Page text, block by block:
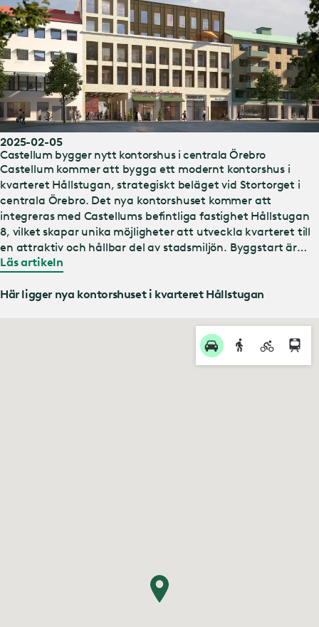
2025-02-05
Castellum bygger nytt kontorshus i centrala Örebro
Castellum kommer att bygga ett modernt kontorshus i
kvarteret Hållstugan, strategiskt beläget vid Stortorget i
centrala Örebro. Det nya kontorshuset kommer att
integreras med Castellums befintliga fastighet Hållstugan
8, vilket skapar unika möjligheter att utveckla kvarteret till
en attraktiv och hållbar del av stadsmiljön. Byggstart är
planerad till tredje kvartalet 2025, och första inflyttning för
Investeringsvolymen uppskattas till 72 mkr inklusive
Läs artikeln
Här ligger nya kontorshuset i kvarteret Hållstugan